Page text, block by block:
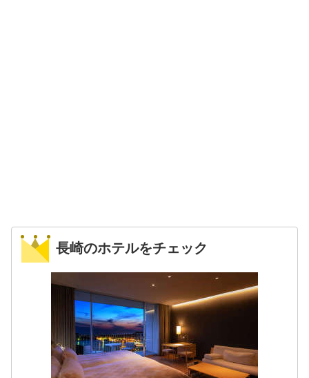
長崎のホテルをチェック